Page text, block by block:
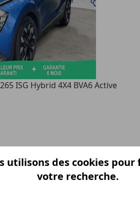
ISG Hybrid 4X4 BVA6 Active
utilisons des cookies
votre recherche.